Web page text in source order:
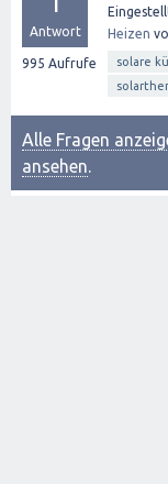
Antwort
995 Aufrufe
Heizen
solare
Alle Fragen
ansehen.